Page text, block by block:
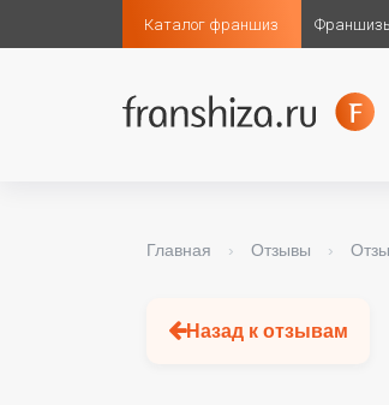
Каталог франшиз
Главная › Отзывы ›
Назад к отзывам